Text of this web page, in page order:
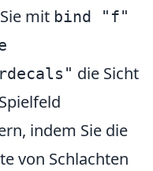
mit bind "f"
die Sicht
indem Sie die
von Schlachten